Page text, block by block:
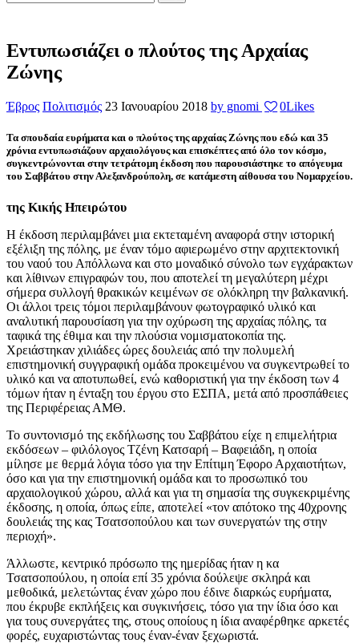
Εντυπωσιάζει ο πλούτος της Αρχαίας
Ζώνης
Έβρος Πολιτισμός 23 Ιανουαρίου 2018 by gnomi 0Likes
Τα σπουδαία ευρήματα και ο πλούτος της αρχαίας Ζώνης που εδώ και 35
χρόνια εντυπωσιάζουν αρχαιολόγους και επισκέπτες από όλο τον κόσμο,
συγκεντρώνονται στην τετράτομη έκδοση που παρουσιάστηκε το απόγευμα
του Σαββάτου στην Αλεξανδρούπολη, σε κατάμεστη αίθουσα του Νομαρχείου.
της Κικής Ηπειρώτου
Η έκδοση περιλαμβάνει μια εκτεταμένη αναφορά στην ιστορική
εξέλιξη της πόλης, με έναν τόμο αφιερωμένο στην αρχιτεκτονική
του ναού του Απόλλωνα και στο μοναδικό σύνολο των εγχάρακτων
και λίθινων επιγραφών του, που αποτελεί τη μεγαλύτερη μέχρι
σήμερα συλλογή θρακικών κειμένων σε ολόκληρη την βαλκανική.
Οι άλλοι τρεις τόμοι περιλαμβάνουν φωτογραφικό υλικό και
αναλυτική παρουσίαση για την οχύρωση της αρχαίας πόλης, τα
ταφικά της έθιμα και την πλούσια νομισματοκοπία της.
Χρειάστηκαν χιλιάδες ώρες δουλειάς από την πολυμελή
επιστημονική συγγραφική ομάδα προκειμένου να συγκεντρωθεί το
υλικό και να αποτυπωθεί, ενώ καθοριστική για την έκδοση των 4
τόμων ήταν η ένταξη του έργου στο ΕΣΠΑ, μετά από προσπάθειες
της Περιφέρειας ΑΜΘ.
Το συντονισμό της εκδήλωσης του Σαββάτου είχε η επιμελήτρια
εκδόσεων – φιλόλογος Τζένη Κατσαρή – Βαφειάδη, η οποία
μίλησε με θερμά λόγια τόσο για την Επίτιμη Έφορο Αρχαιοτήτων,
όσο και για την επιστημονική ομάδα και το προσωπικό του
αρχαιολογικού χώρου, αλλά και για τη σημασία της συγκεκριμένης
έκδοσης, η οποία, όπως είπε, αποτελεί «τον απότοκο της 40χρονης
δουλειάς της κας Τσατσοπούλου και των συνεργατών της στην
περιοχή».
Άλλωστε, κεντρικό πρόσωπο της ημερίδας ήταν η κα
Τσατσοπούλου, η οποία επί 35 χρόνια δούλεψε σκληρά και
μεθοδικά, μελετώντας έναν χώρο που έδινε διαρκώς ευρήματα,
που έκρυβε εκπλήξεις και συγκινήσεις, τόσο για την ίδια όσο και
για τους συνεργάτες της, στους οποίους η ίδια αναφέρθηκε αρκετές
φορές, ευχαριστώντας τους έναν-έναν ξεχωριστά.